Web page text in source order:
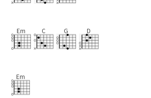
Em C G D
Em